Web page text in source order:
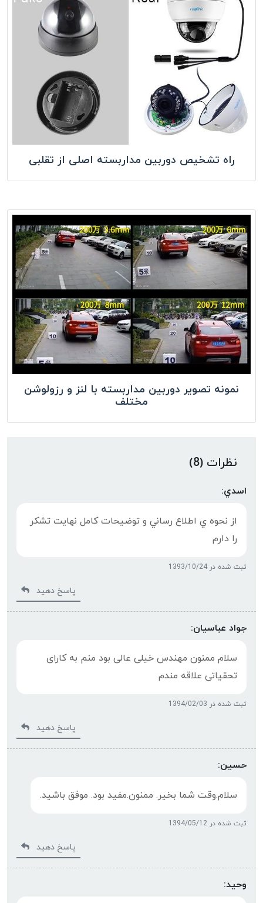
راه تشخیص دوربین مداربسته اصلی از تقلبی
نمونه تصویر دوربین مداربسته با لنز و رزولوشن
مختلف
نظرات (8)
اسدي:
از نحوه ي اطلاع رساني و توضيحات كامل نهايت تشكر
را دارم
ثبت شده در 1393/10/24
پاسخ دهید
جواد‏ ‏عباسیان:
سلام‏ ‏ممنون‏ ‏مهندس‏ ‏خیلی‏ ‏عالی‏ ‏بود‏ ‏منم‏ ‏به‏ ‏کارای‏
‏تحقیاتی‏ ‏علاقه‏ ‏مندم
ثبت شده در 1394/02/03
پاسخ دهید
حسین:
سلام.وقت شما بخیر. ممنون.مفید بود. موفق باشید.
ثبت شده در 1394/05/12
پاسخ دهید
وحید: